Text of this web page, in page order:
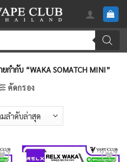
ำกับ “WAKA SOMATCH MINI”
คัดกรอง